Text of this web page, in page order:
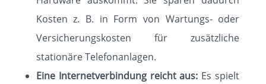
Kosten z. B. in Form von Wartungs- oder
Versicherungskosten für zusätzliche
stationäre Telefonanlagen.
Eine Internetverbindung reicht aus: Es spielt